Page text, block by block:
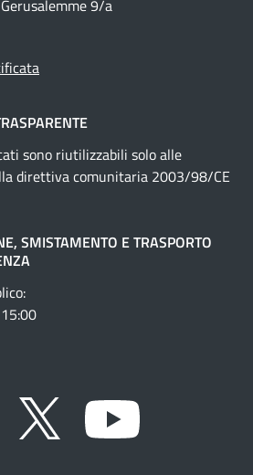
9/a
sono riutilizzabili solo alle
direttiva comunitaria 2003/98/CE
SMISTAMENTO E TRASPORTO
Instagram Twitter